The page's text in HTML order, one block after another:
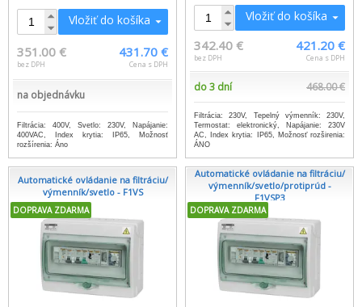
Vložiť do košíka
351.00 €
bez DPH
431.70 €
Cena s DPH
na objednávku
Filtrácia: 400V, Svetlo: 230V, Napájanie:
400VAC, Index krytia: IP65, Možnosť
rozšírenia: Áno
Vložiť do košíka
342.40 €
bez DPH
421.20 €
Cena s DPH
do 3 dní 468.00 €
Filtrácia: 230V, Tepelný výmenník: 230V,
Termostat: elektronický, Napájanie: 230V
AC, Index krytia: IP65, Možnosť rozširenia:
ÁNO
Automatické ovládanie na filtráciu/
výmenník/svetlo - F1VS
DOPRAVA ZDARMA
Automatické ovládanie na filtráciu/
výmenník/svetlo/protiprúd -
F1VSP3
DOPRAVA ZDARMA